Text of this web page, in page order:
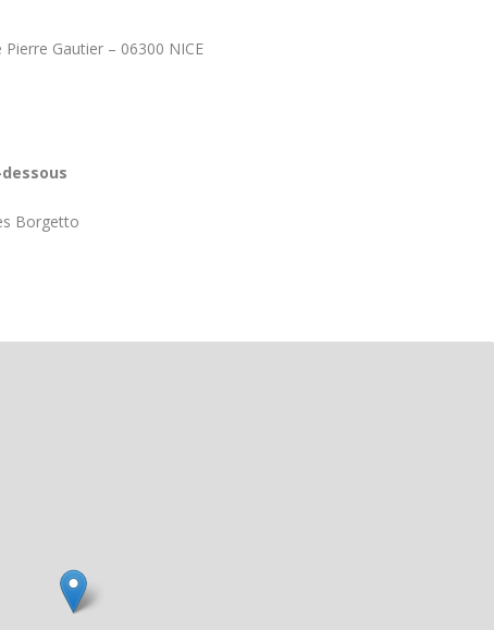
Gautier – 06300 NICE
Borgetto